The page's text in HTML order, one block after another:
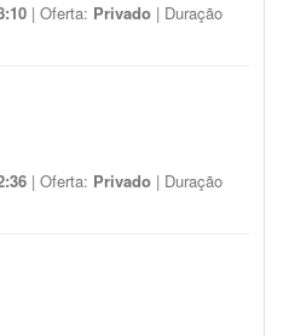
| Oferta: Privado | Duração
| Oferta: Privado | Duração